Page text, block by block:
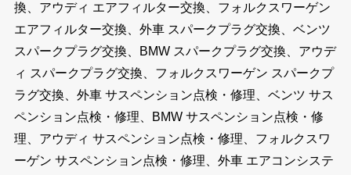
換、アウディ エアフィルター交換、フォルクスワーゲン
エアフィルター交換、外車 スパークプラグ交換、ベンツ
スパークプラグ交換、BMW スパークプラグ交換、アウデ
ィ スパークプラグ交換、フォルクスワーゲン スパークプ
ラグ交換、外車 サスペンション点検・修理、ベンツ サス
ペンション点検・修理、BMW サスペンション点検・修
理、アウディ サスペンション点検・修理、フォルクスワ
ーゲン サスペンション点検・修理、外車 エアコンシステ